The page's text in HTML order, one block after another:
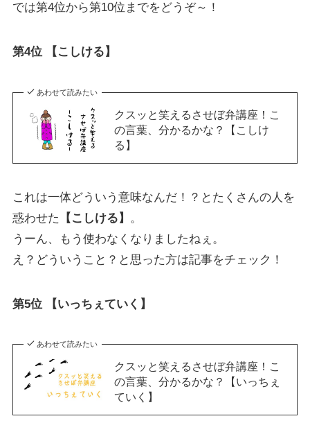
では第4位から第10位までをどうぞ～！
第4位 【こしける】
あわせて読みたい
クスッと笑えるさせぼ弁講座！こ
の言葉、分かるかな？【こしけ
る】
これは一体どういう意味なんだ！？とたくさんの人を
惑わせた
【こしける】
。
うーん、もう使わなくなりましたねぇ。
え？どういうこと？と思った方は記事をチェック！
第5位 【いっちぇていく】
あわせて読みたい
クスッと笑えるさせぼ弁講座！こ
の言葉、分かるかな？【いっちぇ
ていく】